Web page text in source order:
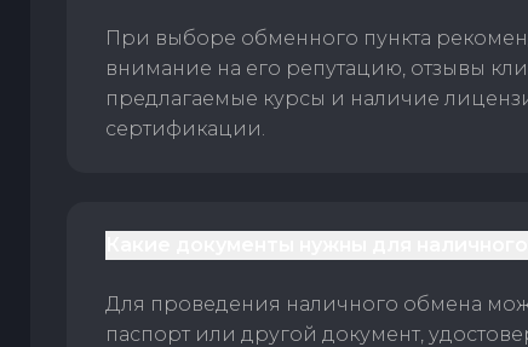
При выборе обменного пункта
внимание на его репутацию, отзывы
предлагаемые курсы и наличие
сертификации.
Для проведения наличного обмена
паспорт или другой документ,